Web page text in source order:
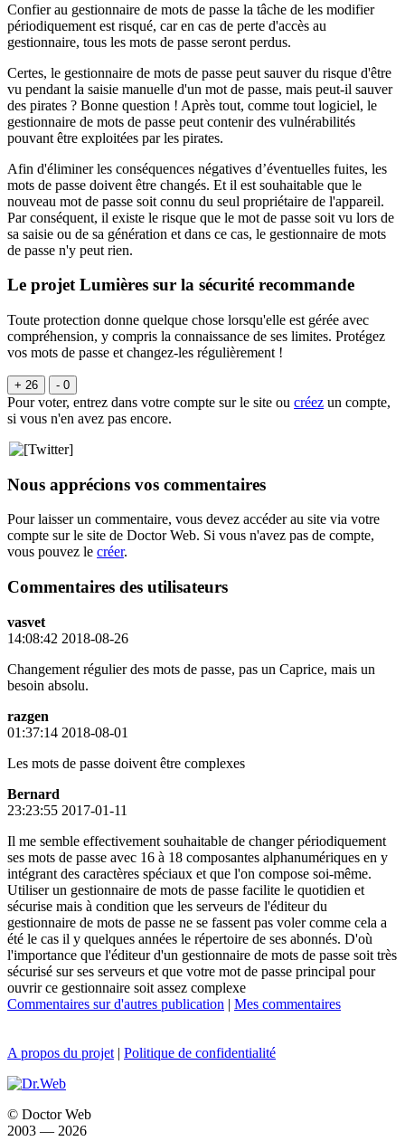
Confier au gestionnaire de mots de passe la tâche de les modifier
périodiquement est risqué, car en cas de perte d'accès au
gestionnaire, tous les mots de passe seront perdus.
Certes, le gestionnaire de mots de passe peut sauver du risque d'être
vu pendant la saisie manuelle d'un mot de passe, mais peut-il sauver
des pirates ? Bonne question ! Après tout, comme tout logiciel, le
gestionnaire de mots de passe peut contenir des vulnérabilités
pouvant être exploitées par les pirates.
Afin d'éliminer les conséquences négatives d’éventuelles fuites, les
mots de passe doivent être changés. Et il est souhaitable que le
nouveau mot de passe soit connu du seul propriétaire de l'appareil.
Par conséquent, il existe le risque que le mot de passe soit vu lors de
sa saisie ou de sa génération et dans ce cas, le gestionnaire de mots
de passe n'y peut rien.
Le projet Lumières sur la sécurité recommande
Toute protection donne quelque chose lorsqu'elle est gérée avec
compréhension, y compris la connaissance de ses limites. Protégez
vos mots de passe et changez-les régulièrement !
+ 26 - 0
Pour voter, entrez dans votre compte sur le site ou créez un compte,
si vous n'en avez pas encore.
Nous apprécions vos commentaires
Pour laisser un commentaire, vous devez accéder au site via votre
compte sur le site de Doctor Web. Si vous n'avez pas de compte,
vous pouvez le créer.
Commentaires des utilisateurs
vasvet
14:08:42 2018-08-26
Changement régulier des mots de passe, pas un Caprice, mais un
besoin absolu.
razgen
01:37:14 2018-08-01
Les mots de passe doivent être complexes
Bernard
23:23:55 2017-01-11
Il me semble effectivement souhaitable de changer périodiquement
ses mots de passe avec 16 à 18 composantes alphanumériques en y
intégrant des caractères spéciaux et que l'on compose soi-même.
Utiliser un gestionnaire de mots de passe facilite le quotidien et
sécurise mais à condition que les serveurs de l'éditeur du
gestionnaire de mots de passe ne se fassent pas voler comme cela a
été le cas il y quelques années le répertoire de ses abonnés. D'où
l'importance que l'éditeur d'un gestionnaire de mots de passe soit très
sécurisé sur ses serveurs et que votre mot de passe principal pour
ouvrir ce gestionnaire soit assez complexe
Commentaires sur d'autres publication | Mes commentaires
A propos du projet | Politique de confidentialité
© Doctor Web
2003 — 2026